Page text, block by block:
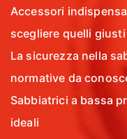
Accessori
scegliere quelli giusti
La sicurezza nella
normative da
Sabbiatrici a bassa
ideali